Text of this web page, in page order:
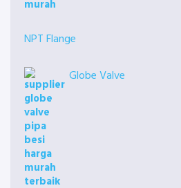
NPT Flange
Globe Valve